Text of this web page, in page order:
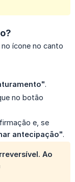
ícone no canto
.
no botão
e, se
antecipação".
Ao